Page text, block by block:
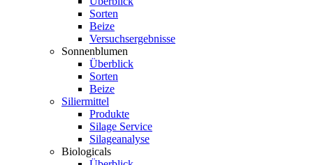
Sorten
Beize
Versuchsergebnisse
Sonnenblumen
Überblick
Sorten
Beize
Siliermittel
Produkte
Silage Service
Silageanalyse
Biologicals